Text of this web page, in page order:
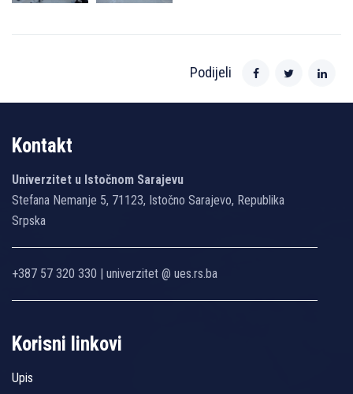
Podijeli
Kontakt
Univerzitet u Istočnom Sarajevu
Stefana Nemanje 5, 71123, Istočno Sarajevo, Republika
Srpska
+387 57 320 330 | univerzitet @ ues.rs.ba
Korisni linkovi
Upis